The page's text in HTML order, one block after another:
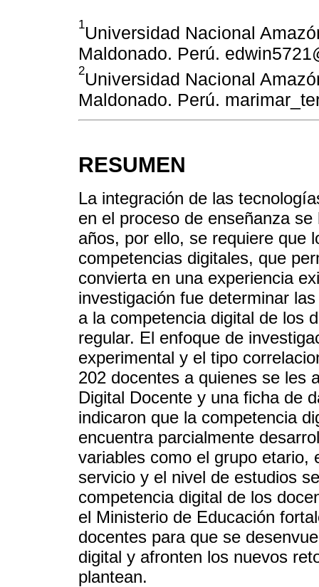
1Universidad Nacional
Maldonado. Perú.
2Universidad Nacional
Maldonado. Perú.
RESUMEN
La integración de las
en el proceso de enseñanza
años, por ello, se requiere que
competencias digitales, que
convierta en una experiencia
investigación fue determinar
a la competencia digital de los
regular. El enfoque de
experimental y el tipo
202 docentes a quienes se les
Digital Docente y una ficha de
indicaron que la competencia
encuentra parcialmente
variables como el grupo etario,
servicio y el nivel de estudios
competencia digital de los
el Ministerio de Educación
docentes para que se
digital y afronten los nuevos
plantean.